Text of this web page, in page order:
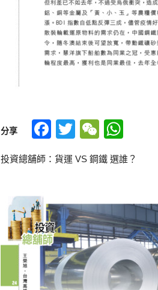
分享 Facebook
TwitterWeChat
投資總舖師：貨運 VS 鋼鐵 選誰？